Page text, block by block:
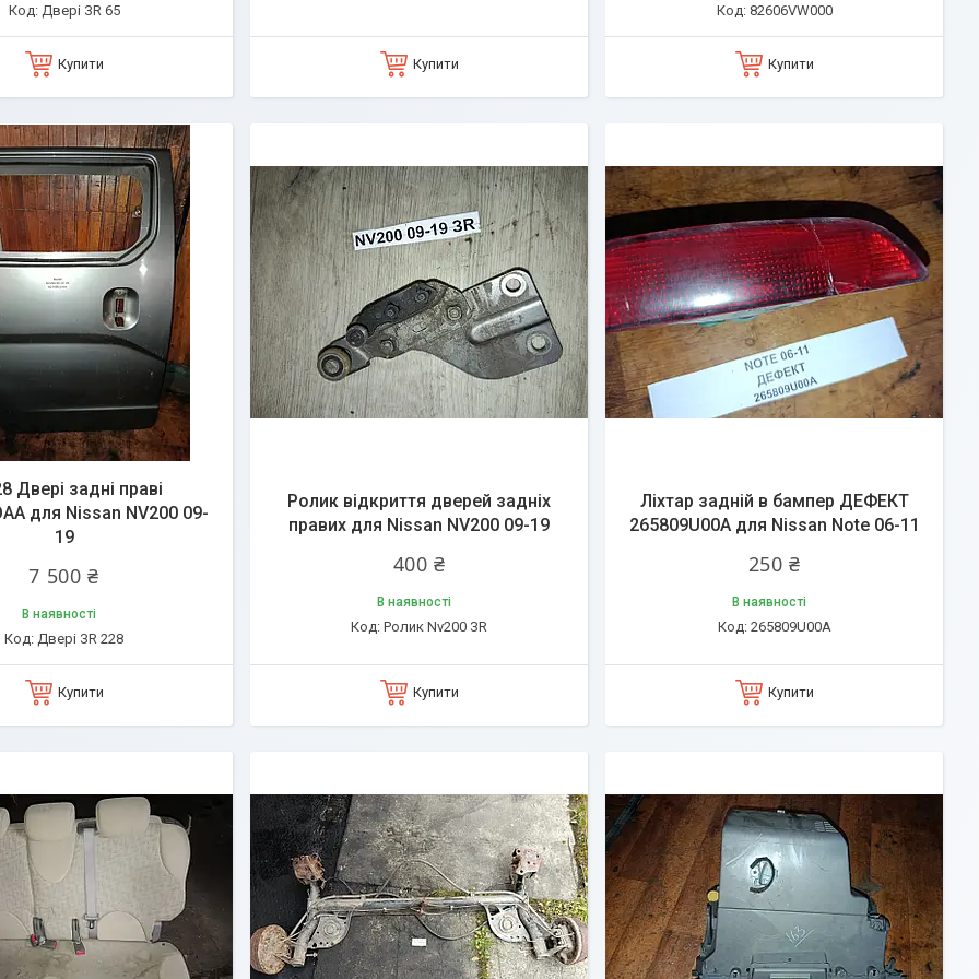
Двері ЗR 65
Купити Купити
82606VW000
Купити
Двері задні праві
для Nissan NV200 09-
19
7 500 ₴
В наявності
Двері ЗR 228
Купити
Ролик відкриття дверей задніх
правих для Nissan NV200 09-19
400 ₴
В наявності
Ролик Nv200 ЗR
Купити
Ліхтар задній в бампер ДЕФЕКТ
265809U00A для Nissan Note 06-11
250 ₴
В наявності
265809U00A
Купити